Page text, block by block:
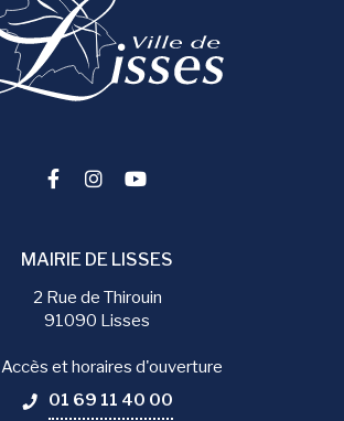
Lien vers le compte Facebook
Lien vers le compte
Lien vers la chaîne
MAIRIE DE LISSES
2 Rue de Thirouin
91090 Lisses
Accès et horaires d'ouverture
01 69 11 40 00